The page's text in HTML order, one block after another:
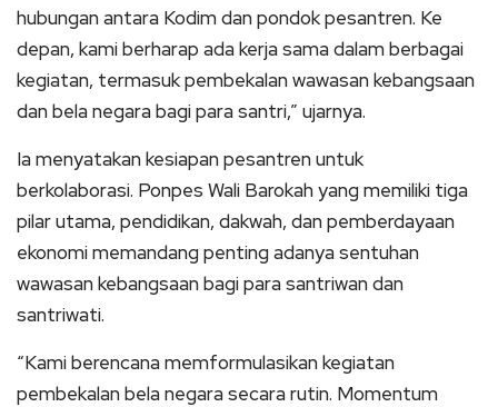
hubungan antara Kodim dan pondok pesantren. Ke
depan, kami berharap ada kerja sama dalam berbagai
kegiatan, termasuk pembekalan wawasan kebangsaan
dan bela negara bagi para santri,” ujarnya.
Ia menyatakan kesiapan pesantren untuk
berkolaborasi. Ponpes Wali Barokah yang memiliki tiga
pilar utama, pendidikan, dakwah, dan pemberdayaan
ekonomi memandang penting adanya sentuhan
wawasan kebangsaan bagi para santriwan dan
santriwati.
“Kami berencana memformulasikan kegiatan
pembekalan bela negara secara rutin. Momentum